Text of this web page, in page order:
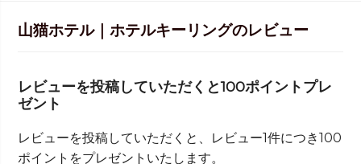
山猫ホテル｜ホテルキーリングのレビュー
レビューを投稿していただくと100ポイントプレ
ゼント
レビューを投稿していただくと、レビュー1件につき100
ポイントをプレゼントいたします。